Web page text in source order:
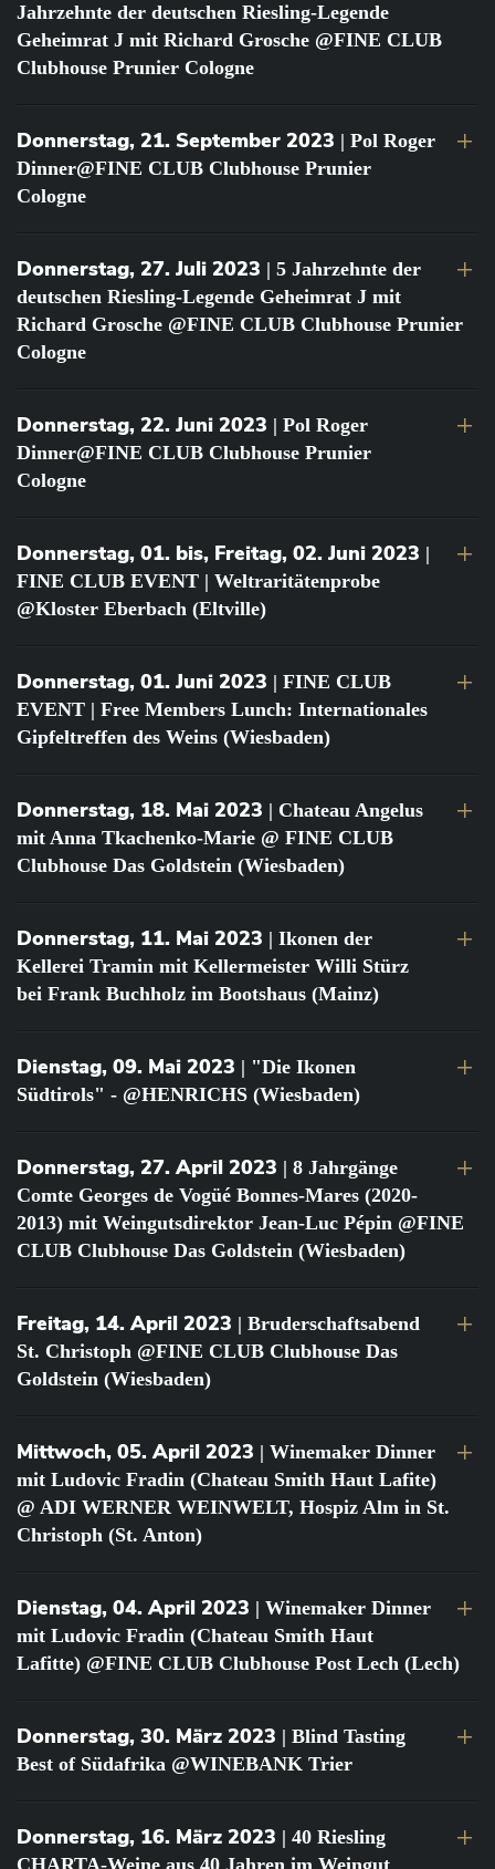
Jahrzehnte der deutschen Riesling-Legende
Geheimrat J mit Richard Grosche @FINE CLUB
Clubhouse Prunier Cologne
Donnerstag, 21. September 2023 | Pol Roger
Dinner@FINE CLUB Clubhouse Prunier
Cologne
Donnerstag, 27. Juli 2023 | 5 Jahrzehnte der
deutschen Riesling-Legende Geheimrat J mit
Richard Grosche @FINE CLUB Clubhouse Prunier
Cologne
Donnerstag, 22. Juni 2023 | Pol Roger
Dinner@FINE CLUB Clubhouse Prunier
Cologne
Donnerstag, 01. bis, Freitag, 02. Juni 2023 |
FINE CLUB EVENT | Weltraritätenprobe
@Kloster Eberbach (Eltville)
Donnerstag, 01. Juni 2023 | FINE CLUB
EVENT | Free Members Lunch: Internationales
Gipfeltreffen des Weins (Wiesbaden)
Donnerstag, 18. Mai 2023 | Chateau Angelus
mit Anna Tkachenko-Marie @ FINE CLUB
Clubhouse Das Goldstein (Wiesbaden)
Donnerstag, 11. Mai 2023 | Ikonen der
Kellerei Tramin mit Kellermeister Willi Stürz
bei Frank Buchholz im Bootshaus (Mainz)
Dienstag, 09. Mai 2023 | "Die Ikonen
Südtirols" - @HENRICHS (Wiesbaden)
Donnerstag, 27. April 2023 | 8 Jahrgänge
Comte Georges de Vogüé Bonnes-Mares (2020-
2013) mit Weingutsdirektor Jean-Luc Pépin @FINE
CLUB Clubhouse Das Goldstein (Wiesbaden)
Freitag, 14. April 2023 | Bruderschaftsabend
St. Christoph @FINE CLUB Clubhouse Das
Goldstein (Wiesbaden)
Mittwoch, 05. April 2023 | Winemaker Dinner
mit Ludovic Fradin (Chateau Smith Haut Lafite)
@ ADI WERNER WEINWELT, Hospiz Alm in St.
Christoph (St. Anton)
Dienstag, 04. April 2023 | Winemaker Dinner
mit Ludovic Fradin (Chateau Smith Haut
Lafitte) @FINE CLUB Clubhouse Post Lech (Lech)
Donnerstag, 30. März 2023 | Blind Tasting
Best of Südafrika @WINEBANK Trier
Donnerstag, 16. März 2023 | 40 Riesling